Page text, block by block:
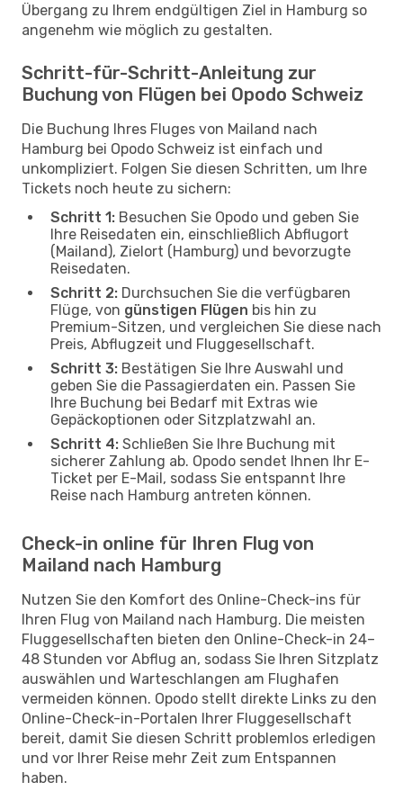
Übergang zu Ihrem endgültigen Ziel in Hamburg so
angenehm wie möglich zu gestalten.
Schritt-für-Schritt-Anleitung zur
Buchung von Flügen bei Opodo Schweiz
Die Buchung Ihres Fluges von Mailand nach
Hamburg bei Opodo Schweiz ist einfach und
unkompliziert. Folgen Sie diesen Schritten, um Ihre
Tickets noch heute zu sichern:
Schritt 1: Besuchen Sie Opodo und geben Sie
Ihre Reisedaten ein, einschließlich Abflugort
(Mailand), Zielort (Hamburg) und bevorzugte
Reisedaten.
Schritt 2: Durchsuchen Sie die verfügbaren
Flüge, von günstigen Flügen bis hin zu
Premium-Sitzen, und vergleichen Sie diese nach
Preis, Abflugzeit und Fluggesellschaft.
Schritt 3: Bestätigen Sie Ihre Auswahl und
geben Sie die Passagierdaten ein. Passen Sie
Ihre Buchung bei Bedarf mit Extras wie
Gepäckoptionen oder Sitzplatzwahl an.
Schritt 4: Schließen Sie Ihre Buchung mit
sicherer Zahlung ab. Opodo sendet Ihnen Ihr E-
Ticket per E-Mail, sodass Sie entspannt Ihre
Reise nach Hamburg antreten können.
Check-in online für Ihren Flug von
Mailand nach Hamburg
Nutzen Sie den Komfort des Online-Check-ins für
Ihren Flug von Mailand nach Hamburg. Die meisten
Fluggesellschaften bieten den Online-Check-in 24–
48 Stunden vor Abflug an, sodass Sie Ihren Sitzplatz
auswählen und Warteschlangen am Flughafen
vermeiden können. Opodo stellt direkte Links zu den
Online-Check-in-Portalen Ihrer Fluggesellschaft
bereit, damit Sie diesen Schritt problemlos erledigen
und vor Ihrer Reise mehr Zeit zum Entspannen
haben.